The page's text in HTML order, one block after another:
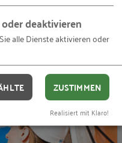
im TOP-Management
gezielt
enormes P…
Mehrere Verfassende
deaktivieren
alle Dienste aktivieren oder
ZUSTIMMEN
Realisiert mit Klaro!